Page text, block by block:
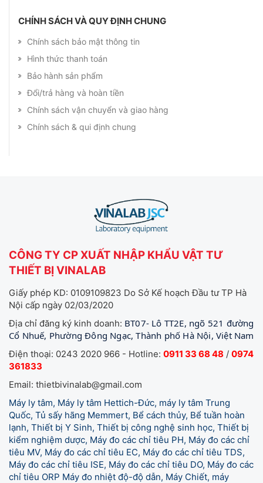
CHÍNH SÁCH VÀ QUY ĐỊNH CHUNG
Chính sách bảo mật thông tin
Hình thức thanh toán
Bảo hành sản phẩm
Đổi/trả hàng và hoàn tiền
Chính sách vận chuyển và giao hàng
Chính sách & qui định chung
CÔNG TY CP XUẤT NHẬP KHẨU VẬT TƯ
THIẾT BỊ VINALAB
Giấy phép KD: 0109109823 Do Sở Kế hoạch Đầu tư TP Hà
Nội cấp ngày 02/03/2020
Địa chỉ đăng ký kinh doanh: BT07- Lô TT2E, ngõ 521 đường
Cổ Nhuế, Phường Đông Ngạc, Thành phố Hà Nội, Việt Nam
Điện thoại: 0243 2020 966 - Hotline: 0911 33 68 48 / 0974
361833
Email: thietbivinalab@gmail.com
Máy ly tâm, Máy ly tâm Hettich-Đức, máy ly tâm Trung
Quốc, Tủ sấy hãng Memmert, Bể cách thủy, Bể tuần hoàn
lạnh, Thiết bị Y Sinh, Thiết bị công nghệ sinh học, Thiết bị
kiểm nghiệm dược, Máy đo các chỉ tiêu PH, Máy đo các chỉ
tiêu MV, Máy đo các chỉ tiêu EC, Máy đo các chỉ tiêu TDS,
Máy đo các chỉ tiêu ISE, Máy đo các chỉ tiêu DO, Máy đo các
chỉ tiêu ORP Máy đo nhiệt độ-độ dẫn, Máy Chiết, máy